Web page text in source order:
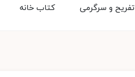
کتاب خانه تفریح و سرگرمی